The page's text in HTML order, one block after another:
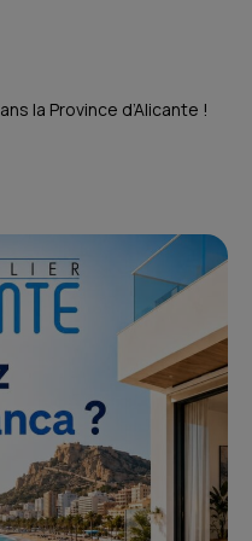
la Province d’Alicante !